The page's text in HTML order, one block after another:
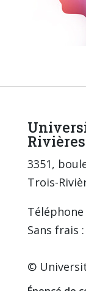
Rivières
3351,
Trois-
Téléphone
Sans frais
©